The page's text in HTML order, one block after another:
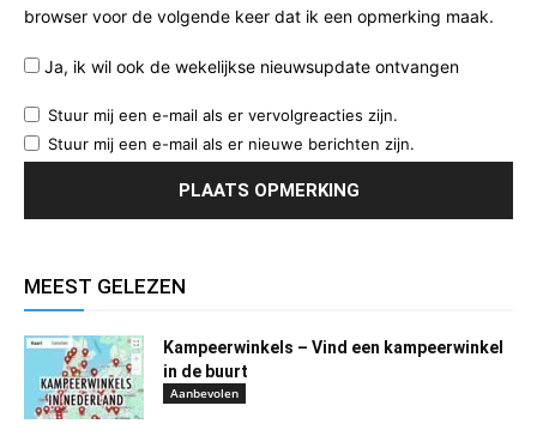
browser voor de volgende keer dat ik een opmerking maak.
Ja, ik wil ook de wekelijkse nieuwsupdate ontvangen
Stuur mij een e-mail als er vervolgreacties zijn.
Stuur mij een e-mail als er nieuwe berichten zijn.
MEEST GELEZEN
Kampeerwinkels – Vind een kampeerwinkel
in de buurt
Aanbevolen